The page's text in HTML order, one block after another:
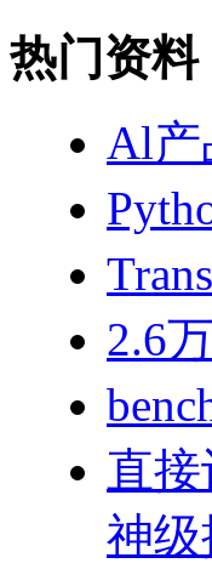
热门资料
Al产
2.6
直接
神级